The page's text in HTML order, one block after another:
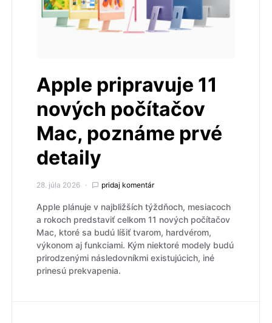
Apple pripravuje 11
nových počítačov
Mac, poznáme prvé
detaily
28. júla 2026 pridaj komentár
Apple plánuje v najbližších týždňoch, mesiacoch
a rokoch predstaviť celkom 11 nových počítačov
Mac, ktoré sa budú líšiť tvarom, hardvérom,
výkonom aj funkciami. Kým niektoré modely budú
prirodzenými následovníkmi existujúcich, iné
prinesú prekvapenia.